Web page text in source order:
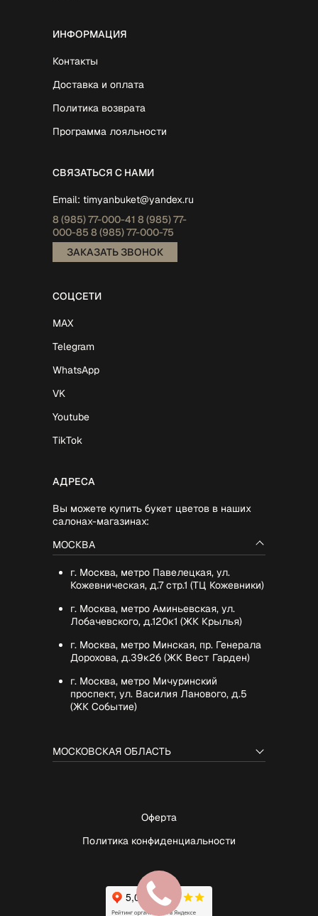
ИНФОРМАЦИЯ
Контакты
Доставка и оплата
Политика возврата
Программа лояльности
СВЯЗАТЬСЯ С НАМИ
Email: timyanbuket@yandex.ru
8 (985)77-000-41 8 (985)77-
000-85 8 (985)77-000-75
ЗАКАЗАТЬ ЗВОНОК
СОЦСЕТИ
MAX
Telegram
WhatsApp
VK
Youtube
TikTok
АДРЕСА
Вы можете купить букет цветов в наших
салонах-магазинах:
МОСКВА
г. Москва, метро Павелецкая, ул.
Кожевническая, д.7 стр.1 (ТЦ Кожевники)
г. Москва, метро Аминьевская, ул.
Лобачевского, д.120к1 (ЖК Крылья)
г. Москва, метро Минская, пр. Генерала
Дорохова, д.39к2б (ЖК Вест Гарден)
г. Москва, метро Мичуринский
проспект, ул. Василия Ланового, д.5
(ЖК Событие)
МОСКОВСКАЯ ОБЛАСТЬ
Оферта
Политика конфиденциальности